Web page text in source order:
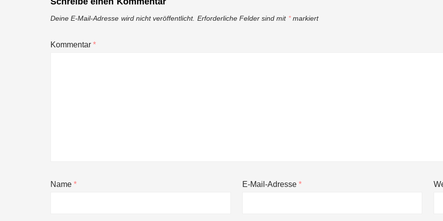
Deine E-Mail-Adresse wird nicht veröffentlicht. Erforderliche Felder sind mit *markiert
Kommentar*
Name* E-Mail-Adresse *